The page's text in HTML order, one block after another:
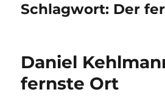
Schlagwort: Der
Daniel
fernste Ort